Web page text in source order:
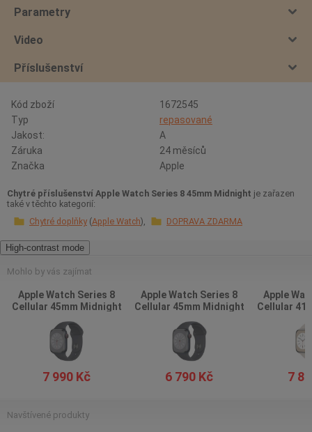
Parametry
Video
Příslušenství
Kód zboží
1672545
Typ
repasované
Jakost:
A
Záruka
24 měsíců
Značka
Apple
Chytré příslušenství Apple Watch Series 8 45mm Midnight je zařazen
také v těchto kategorií:
Chytré doplňky Apple Watch DOPRAVA ZDARMA
High-contrast mode
Mohlo by vás zajímat
Apple Watch Series 8
Cellular 45mm Midnight
7 990 Kč
Apple Watch Series 8
Cellular 45mm Midnight
6 790 Kč
Apple
Cellular
7
Navštívené produkty